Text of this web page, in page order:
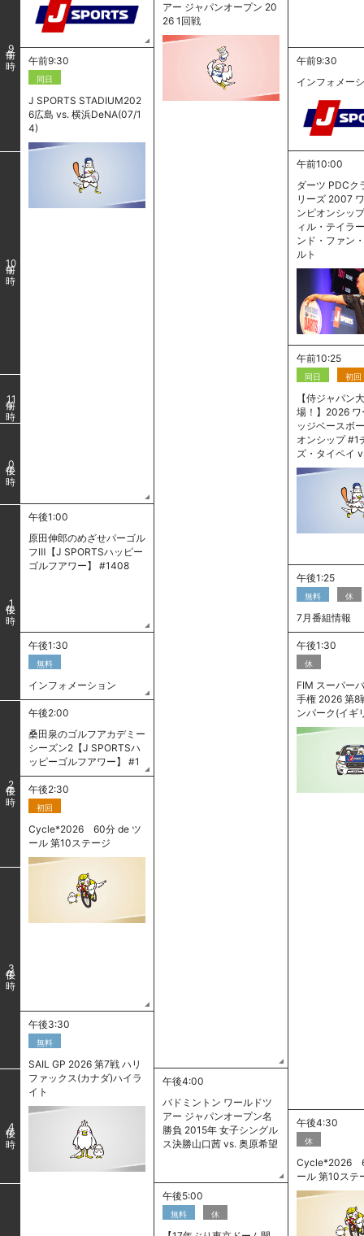
アー ジャパンオープン 20
26 1回戦
9
午前9:30
同日
J SPORTS STADIUM202
6広島 vs. 横浜DeNA(07/1
4)
午前9:30
インフォメー
10
午前10:00
ダーツ PDCク
リーズ 2007
ンピオンシッ
ィル・テイラ
ンド・ファン
ルト
午前10:25
同日 初回
【侍ジャパン
場！】2026 ワ
ッジベースボ
オンシップ #1
ズ・タイペイ
11
0
1
午後1:00
原田伸郎のめざせパーゴル
フⅢ【J SPORTSハッピー
ゴルフアワー】 #1408
午後1:25
無料 休
7月番組情報
午後1:30
無料
インフォメーション
午後1:30
休
FIM スーパー
手権 2026 第8
ンパーク(イギ
2
午後2:00
桑田泉のゴルフアカデミー
シーズン2【J SPORTSハ
ッピーゴルフアワー】 #1
午後2:30
初回
Cycle*2026 60分 de ツ
ール 第10ステージ
3
午後3:30
無料
SAIL GP 2026 第7戦 ハリ
ファックス(カナダ)ハイラ
イト
4
午後4:00
バドミントン ワールドツ
アー ジャパンオープン名
勝負 2015年 女子シングル
ス決勝山口茜 vs. 奥原希望
午後4:30
休
Cycle*2026
ール 第10ステ
午後5:00
無料 休